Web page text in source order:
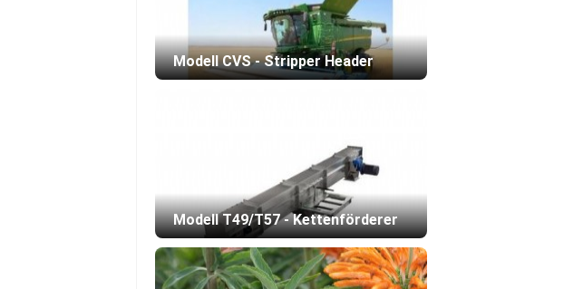
Modell CVS - Stripper Header
Modell T49/T57 - Kettenförderer